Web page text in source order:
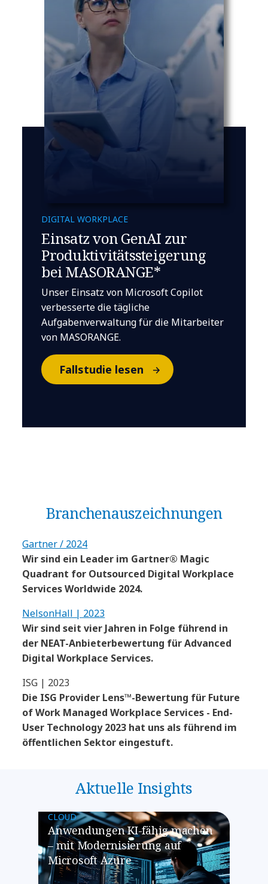
DIGITAL WORKPLACE
Einsatz von GenAI zur
Produktivitätssteigerung
bei MASORANGE*
Unser Einsatz von Microsoft Copilot
verbesserte die tägliche
Aufgabenverwaltung für die Mitarbeiter
von MASORANGE.
Fallstudie lesen
Branchen­auszeichnungen
Gartner / 2024
Wir sind ein Leader im Gartner® Magic
Quadrant for Outsourced Digital Workplace
Services Worldwide 2024.
NelsonHall | 2023
Wir sind seit vier Jahren in Folge führend in
der NEAT-Anbieterbewertung für Advanced
Digital Workplace Services.
ISG | 2023
Die ISG Provider Lens™-Bewertung für Future
of Work Managed Workplace Services - End-
User Technology 2023 hat uns als führend im
öffentlichen Sektor eingestuft.
Aktuelle Insights
CLOUD
​​Anwendungen KI-fähig machen
– mit Modernisierung auf
Microsoft Azure​